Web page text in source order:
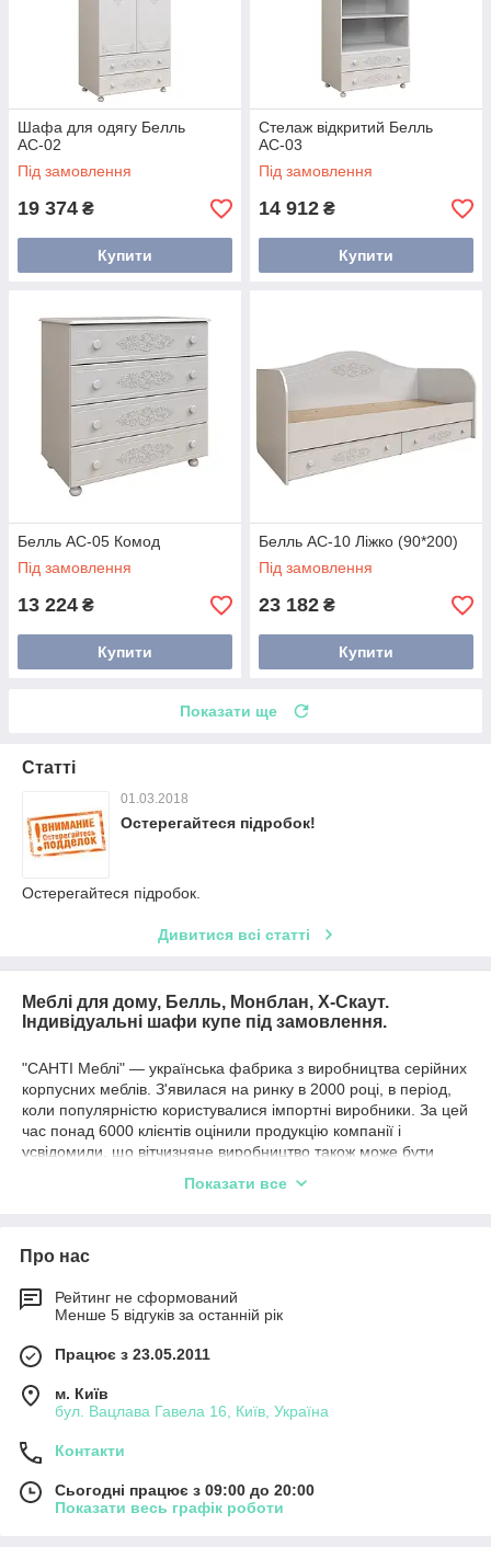
Шафа для одягу Белль
АС-02
Під замовлення
19 374 ₴
Купити
Стелаж відкритий Белль
АС-03
Під замовлення
14 912 ₴
Купити
Белль АС-05 Комод
Під замовлення
13 224 ₴
Купити
Белль АС-10 Ліжко (90*200)
Під замовлення
23 182 ₴
Купити
Показати ще
Статті
01.03.2018
Остерегайтеся підробок!
Остерегайтеся підробок.
Дивитися всі статті
Меблі для дому, Белль, Монблан, Х-Скаут.
Індивідуальні шафи купе під замовлення.
"САНТІ Меблі" — українська фабрика з виробництва серійних
корпусних меблів. З'явилася на ринку в 2000 році, в період,
коли популярністю користувалися імпортні виробники. За цей
час понад 6000 клієнтів оцінили продукцію компанії і
усвідомили, що вітчизняне виробництво також може бути
"БЕЛЛЬ" — меблі для дитячої, вітальні та спальні.
нанесення об'ємного малюнка на фасад.
"МОНБЛАН" — меблі для передпокою. Виготовляється в
дерева: "клен ванкувер / венге світлий, горіх темний" і "біле
медальйонами посередині. Дизайн посилений ручками,
виконаними в стилі старовинної кування.
"Х-СКАУТ" — меблі для дитячої, спальні, вітальні, офісу. Має
стильний лаконічний дизайн. Випускається в п'яти колірних
рішеннях: "сірий / білий", "білий/білий", "дуб/білий", "дуб /
графіт" і "білий / рожевий". Фасади покриті якісною плівкою з
Показати все
Про нас
Рейтинг не сформований
Менше 5 відгуків за останній рік
Працює з 23.05.2011
м. Київ
бул. Вацлава Гавела 16, Київ, Україна
Контакти
Сьогодні працює з 09:00 до 20:00
Показати весь графік роботи